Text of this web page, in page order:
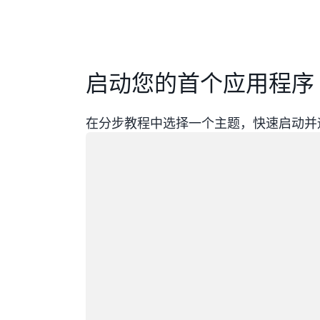
启动您的首个应用程序
在分步教程中选择一个主题，快速启动并